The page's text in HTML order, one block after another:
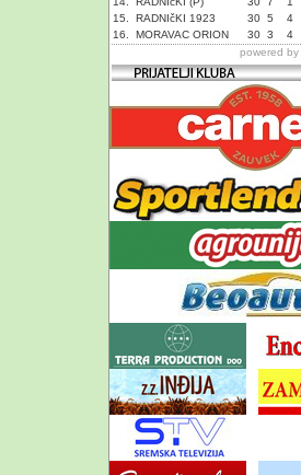
15.
RADNIčKI 1923 30 5 4
16.
MORAVAC ORION 30 3 4
powered by